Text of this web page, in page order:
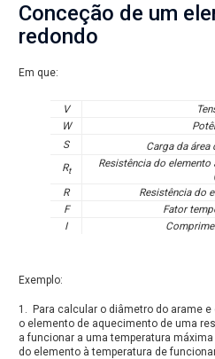
Conceção de um
redondo
Em que:
V
W
S
Carga da
Rt
Resistência do
R
Resistência do
F
Fator
I
Exemplo:
1. Para calcular o diâmetro do arame
o elemento de aquecimento de uma
a funcionar a uma temperatura
do elemento à temperatura de